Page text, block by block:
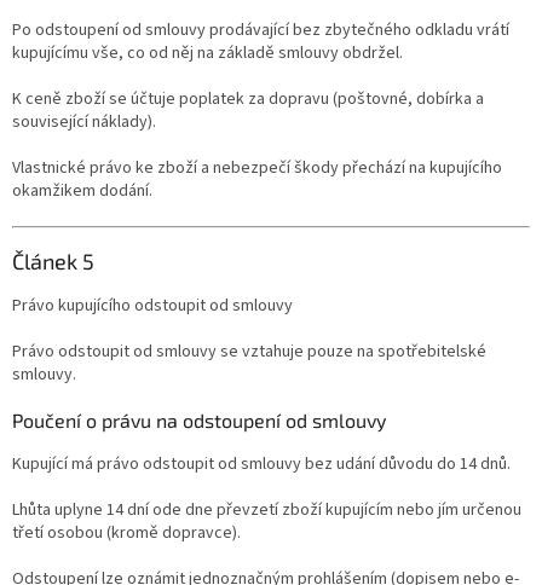
Po odstoupení od smlouvy prodávající bez zbytečného odkladu vrátí
kupujícímu vše, co od něj na základě smlouvy obdržel.
K ceně zboží se účtuje poplatek za dopravu (poštovné, dobírka a
související náklady).
Vlastnické právo ke zboží a nebezpečí škody přechází na kupujícího
okamžikem dodání.
Článek 5
Právo kupujícího odstoupit od smlouvy
Právo odstoupit od smlouvy se vztahuje pouze na spotřebitelské
smlouvy.
Poučení o právu na odstoupení od smlouvy
Kupující má právo odstoupit od smlouvy bez udání důvodu do 14 dnů.
Lhůta uplyne 14 dní ode dne převzetí zboží kupujícím nebo jím určenou
třetí osobou (kromě dopravce).
Odstoupení lze oznámit jednoznačným prohlášením (dopisem nebo e-